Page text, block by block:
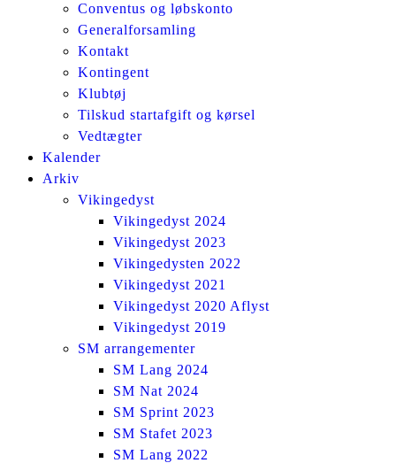
Conventus og løbskonto
Generalforsamling
Kontakt
Kontingent
Klubtøj
Tilskud startafgift og kørsel
Vedtægter
Kalender
Arkiv
Vikingedyst
Vikingedyst 2024
Vikingedyst 2023
Vikingedysten 2022
Vikingedyst 2021
Vikingedyst 2020 Aflyst
Vikingedyst 2019
SM arrangementer
SM Lang 2024
SM Nat 2024
SM Sprint 2023
SM Stafet 2023
SM Lang 2022